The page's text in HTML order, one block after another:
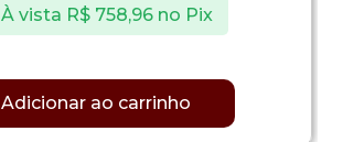
À vista R$ 758,96 no Pix
Adicionar ao carrinho